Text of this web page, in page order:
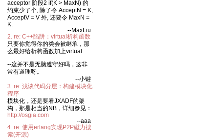
acceptor 阶段2 if(K > MaxN) 的
约束少了个, 除了令 AcceptN = K,
AcceptV = V 外, 还要令 MaxN =
K.
--MaxLiu
2. re: C++陷阱：virtual析构函数
只要你觉得你的类会被继承，那
么最好给析构函数加上virtual
--这并不是无脑遵守好吗，这非
常有道理呀。
--小键
3. re: 浅谈代码分层：构建模块化
程序
模块化，还是要看JXADF的架
构，那是相当的NB，详细参见：
http://osgia.com
--aaa
4. re: 使用erlang实现P2P磁力搜
索(开源)